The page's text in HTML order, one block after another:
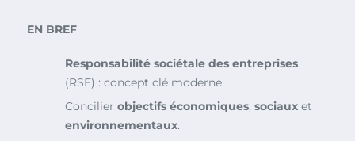
EN BREF
Responsabilité sociétale des entreprises
(RSE) : concept clé moderne.
Concilier objectifs économiques, sociaux et
environnementaux.